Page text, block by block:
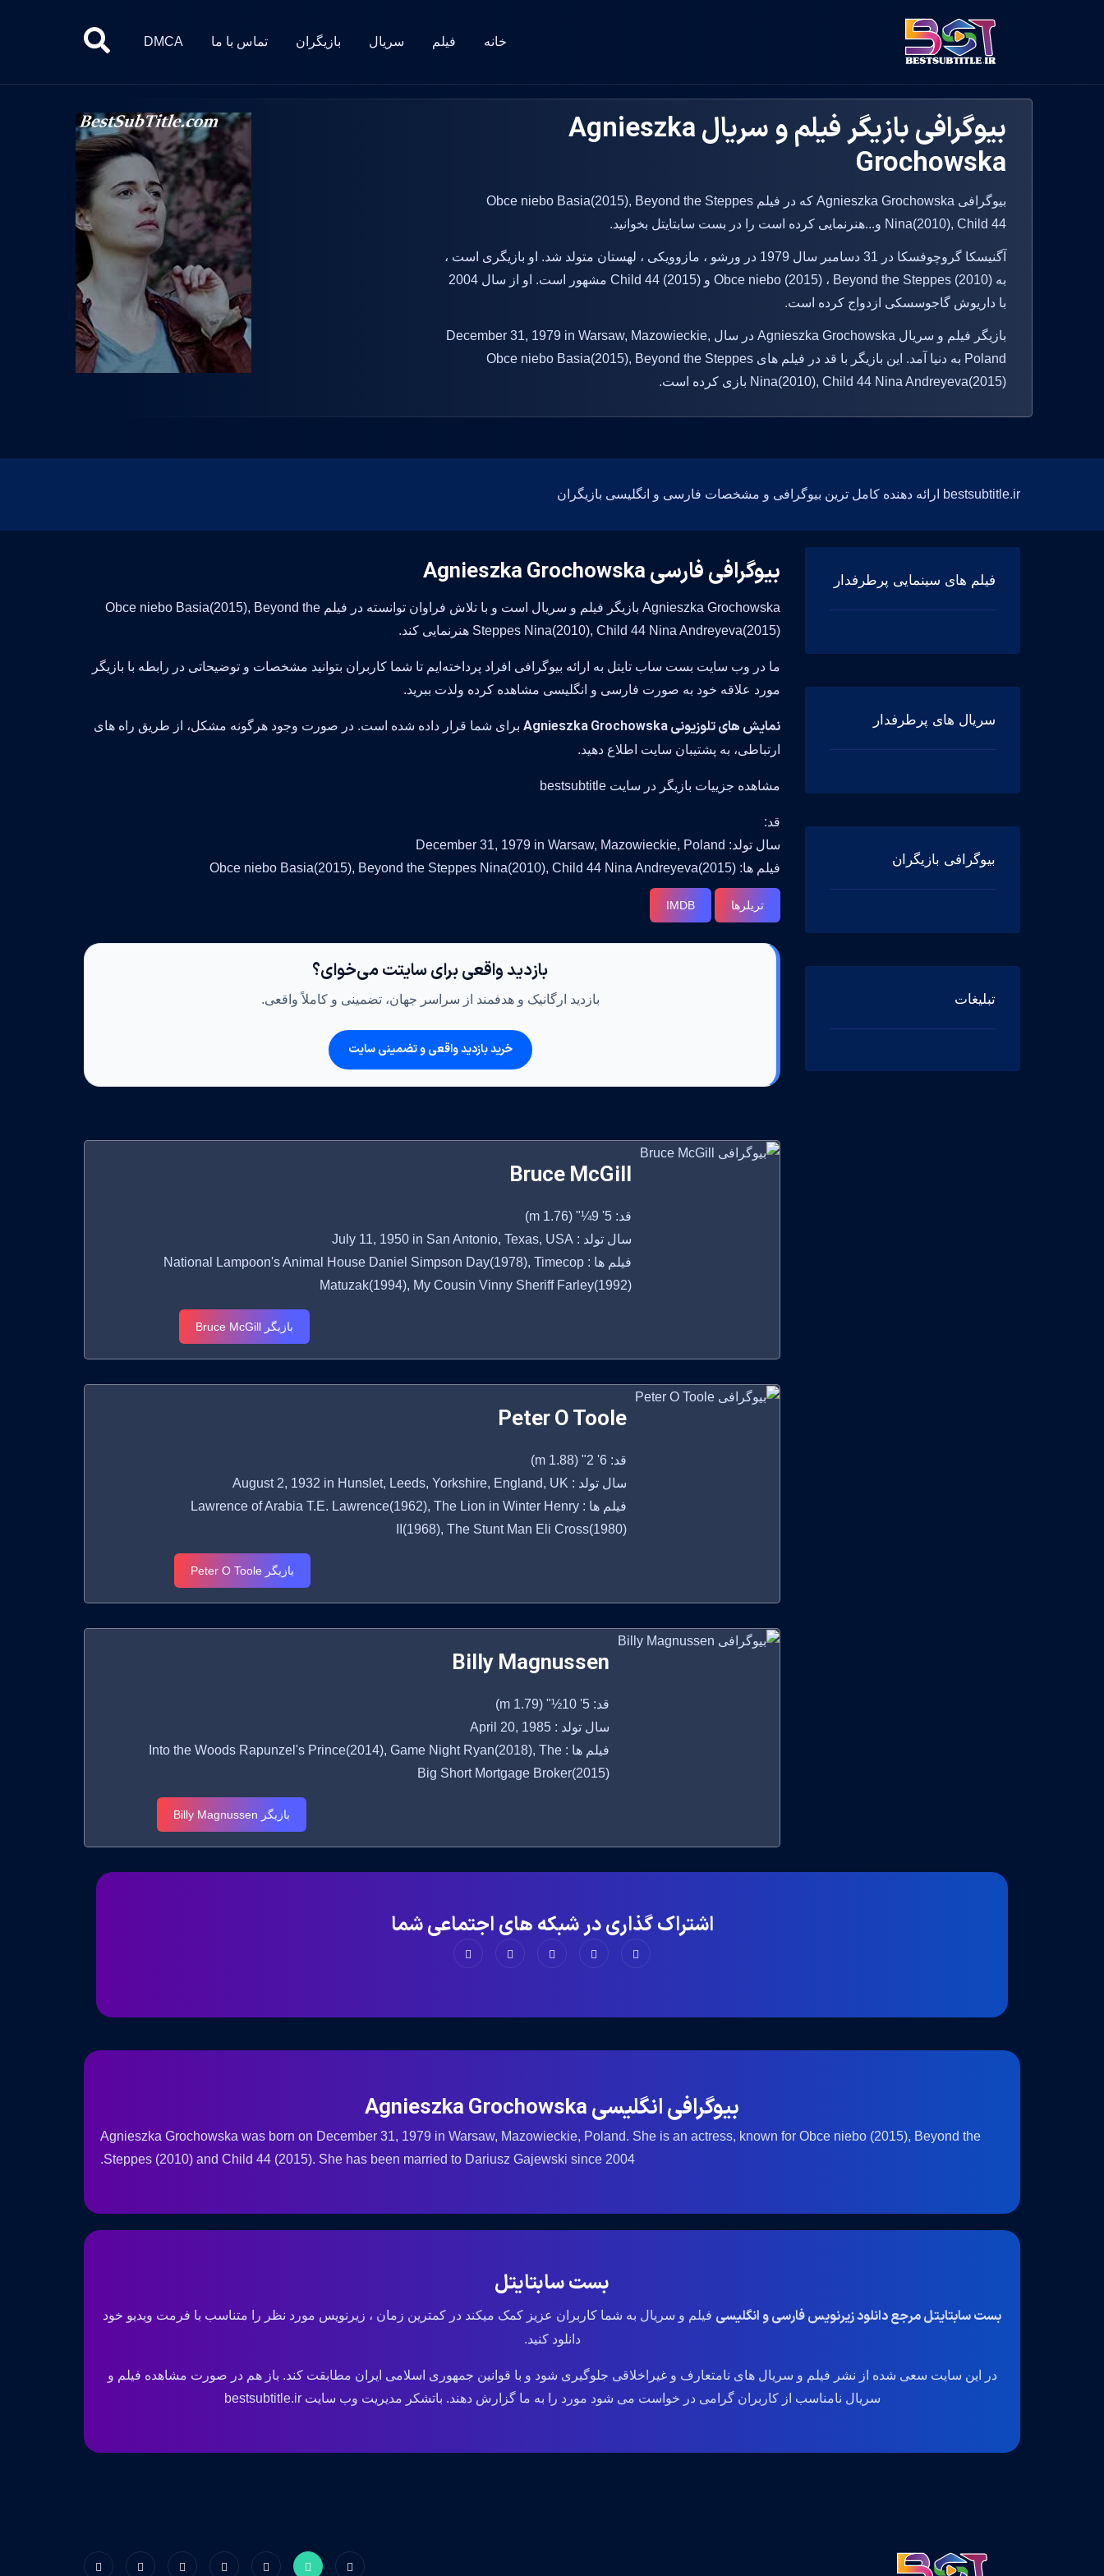
خانه فیلم سریال بازیگران تماس با ما DMCA
بیوگرافی بازیگر فیلم و سریال Agnieszka
Grochowska
بیوگرافی Agnieszka Grochowska که در فیلم Obce niebo Basia(2015), Beyond the Steppes
Nina(2010), Child 44 و...هنرنمایی کرده است را در بست سابتایتل بخوانید.
آگنیسکا گروچوفسکا در 31 دسامبر سال 1979 در ورشو ، مازوویکی ، لهستان متولد شد. او بازیگری است ،
به Obce niebo (2015) ، Beyond the Steppes (2010) و Child 44 (2015) مشهور است. او از سال 2004
با داریوش گاجوسسکی ازدواج کرده است.
بازیگر فیلم و سریال Agnieszka Grochowska در سال December 31, 1979 in Warsaw, Mazowieckie,
Poland به دنیا آمد. این بازیگر با قد در فیلم های Obce niebo Basia(2015), Beyond the Steppes
Nina(2010), Child 44 Nina Andreyeva(2015) بازی کرده است.
bestsubtitle.ir ارائه دهنده کامل ترین بیوگرافی و مشخصات فارسی و انگلیسی بازیگران
فیلم های سینمایی پرطرفدار
سریال های پرطرفدار
بیوگرافی بازیگران
تبلیغات
بیوگرافی فارسی Agnieszka Grochowska
Agnieszka Grochowska بازیگر فیلم و سریال است و با تلاش فراوان توانسته در فیلم Obce niebo Basia(2015), Beyond the
Steppes Nina(2010), Child 44 Nina Andreyeva(2015) هنرنمایی کند.
ما در وب سایت بست ساب تایتل به ارائه بیوگرافی افراد پرداخته‌ایم تا شما کاربران بتوانید مشخصات و توضیحاتی در رابطه با بازیگر
مورد علاقه خود به صورت فارسی و انگلیسی مشاهده کرده ولذت ببرید.
نمایش های تلوزیونی Agnieszka Grochowska
برای شما قرار داده شده است. در صورت وجود هرگونه مشکل، از طریق راه های
ارتباطی، به پشتیبان سایت اطلاع دهید.
مشاهده جزییات بازیگر در سایت bestsubtitle
قد:
سال تولد: December 31, 1979 in Warsaw, Mazowieckie, Poland
فیلم ها: Obce niebo Basia(2015), Beyond the Steppes Nina(2010), Child 44 Nina Andreyeva(2015)
تریلرها IMDB
بازدید واقعی برای سایتت می‌خوای؟
بازدید ارگانیک و هدفمند از سراسر جهان، تضمینی و کاملاً واقعی.
خرید بازدید واقعی و تضمینی سایت
Bruce McGill
قد: 5' 9¼" (1.76 m)
سال تولد : July 11, 1950 in San Antonio, Texas, USA
فیلم ها : National Lampoon's Animal House Daniel Simpson Day(1978), Timecop
Matuzak(1994), My Cousin Vinny Sheriff Farley(1992)
بازیگر Bruce McGill
Peter O Toole
قد: 6' 2" (1.88 m)
سال تولد : August 2, 1932 in Hunslet, Leeds, Yorkshire, England, UK
فیلم ها : Lawrence of Arabia T.E. Lawrence(1962), The Lion in Winter Henry
II(1968), The Stunt Man Eli Cross(1980)
بازیگر Peter O Toole
Billy Magnussen
قد: 5' 10½" (1.79 m)
سال تولد : April 20, 1985
فیلم ها : Into the Woods Rapunzel's Prince(2014), Game Night Ryan(2018), The
Big Short Mortgage Broker(2015)
بازیگر Billy Magnussen
اشتراک گذاری در شبکه های اجتماعی شما
بیوگرافی انگلیسی Agnieszka Grochowska
Agnieszka Grochowska was born on December 31, 1979 in Warsaw, Mazowieckie, Poland. She is an actress, known for Obce niebo (2015), Beyond the
Steppes (2010) and Child 44 (2015). She has been married to Dariusz Gajewski since 2004.
بست سابتایتل
بست سابتایتل مرجع دانلود زیرنویس فارسی و انگلیسی فیلم و سریال به شما کاربران عزیز کمک میکند در کمترین زمان ، زیرنویس مورد نظر را متناسب با فرمت ویدیو خود
دانلود کنید.
در این سایت سعی شده از نشر فیلم و سریال های نامتعارف و غیراخلاقی جلوگیری شود و با قوانین جمهوری اسلامی ایران مطابقت کند. باز هم در صورت مشاهده فیلم و
سریال نامناسب از کاربران گرامی در خواست می شود مورد را به ما گزارش دهند. باتشکر مدیریت وب سایت bestsubtitle.ir